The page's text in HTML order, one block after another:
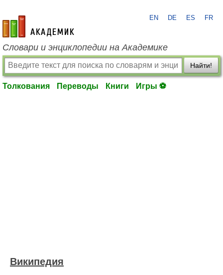
academic.ru
EN DE ES FR
Словари и энциклопедии на Академике
Найти!
Толкования Переводы Книги Игры ⚽
Википедия